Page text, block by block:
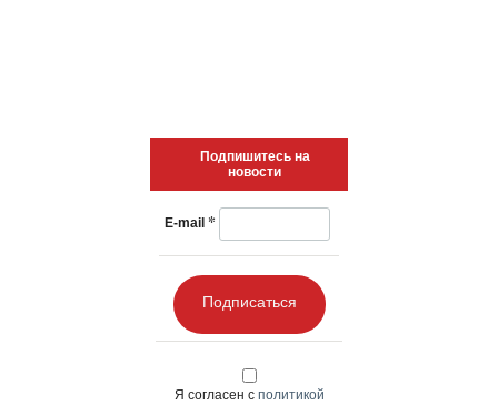
Подпишитесь на
новости
E-mail *
Подписаться
Я согласен с политикой